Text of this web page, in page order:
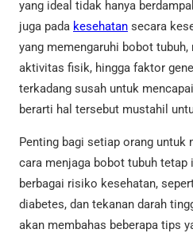
yang ideal tidak hanya
juga pada kesehatan secara
yang memengaruhi bobot
aktivitas fisik, hingga faktor
terkadang susah untuk
berarti hal tersebut mustahil
Penting bagi setiap orang untuk
cara menjaga bobot tubuh tetap
berbagai risiko kesehatan,
diabetes, dan tekanan darah
akan membahas beberapa tips